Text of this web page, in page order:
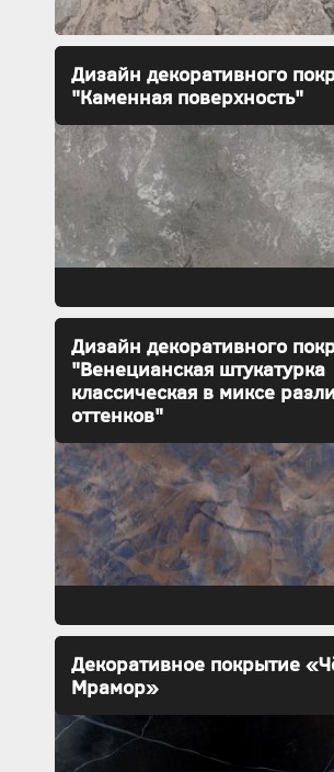
Дизайн декоративного
"Каменная поверхность"
Дизайн декоративного
"Венецианская штукатурка
классическая в миксе
оттенков"
Декоративное покрытие
Мрамор»